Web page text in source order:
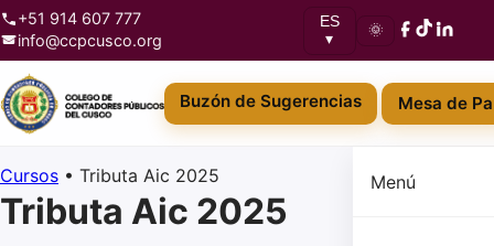
+51 914 607 777
info@ccpcusco.org
ES
▾
🌞
Buzón de Sugerencias Mesa de
Menú
Cursos • Tributa Aic 2025
Tributa Aic 2025